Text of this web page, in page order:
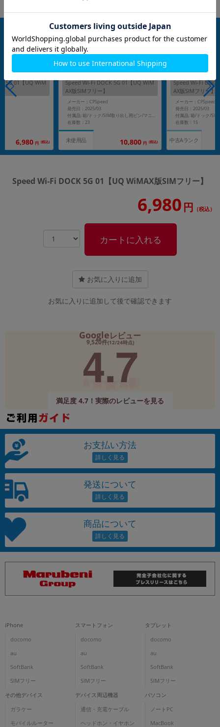
5G 01【UQ WiM
6,980 円 (税込)
nanoSIM
Speed Wi-Fi DOCK 5G 01【UQ WiM
AX版SIMフリー】
メーカー：CPSpeed
発売日：2025/03
付属品: 箱/ドック/SIM取り出し用ピン/マニュアル
在庫数：23
未使用品 10,800 円 (税込)
Speed Wi-Fi
AX版SIMフリー】
メーカー：CPSpeed
発売日：2025/03
在庫数：15
中古Aランク
Speed Wi-Fi DOCK 5G 01【UQ WiMAX版SIMフリー】
6,980 円 （税込）
カートに入れる
お気に入りに追加
お気に入りに追加して後で確認できます
Googleレビュー
9,520件(12/24時点)
4.7
満足度 4.7！実際のレビューを見る
お支払い方法
発送について
商品について
iPhone
docomo
au
SoftBank
SIMフリー
スマートフォン
docomo
au
SoftBank
SIMフリー
タブレット
docomo
au
SoftBank
SIMフリー
その他デバイス
ガラケー
モバイルルーター
デバイス周辺機器
通信・充電ケーブル
ヘッドホン・イヤホン
パソコン
ノートPC
MacBook